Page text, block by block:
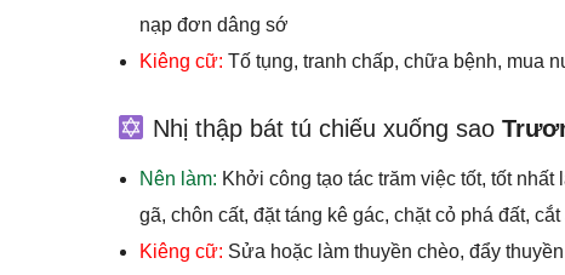
nạp đơn dâng sớ
Kiêng cữ: Tố tụng, tranh chấp, chữa bệnh, mua
Nhị thập bát tú chiếu xuống sao
Nên làm: Khởi công tạo tác trăm việc tốt, tốt
gã, chôn cất, đặt táng kê gác, chặt cỏ phá đất,
Kiêng cữ: Sửa hoặc làm thuyền chèo, đẩy